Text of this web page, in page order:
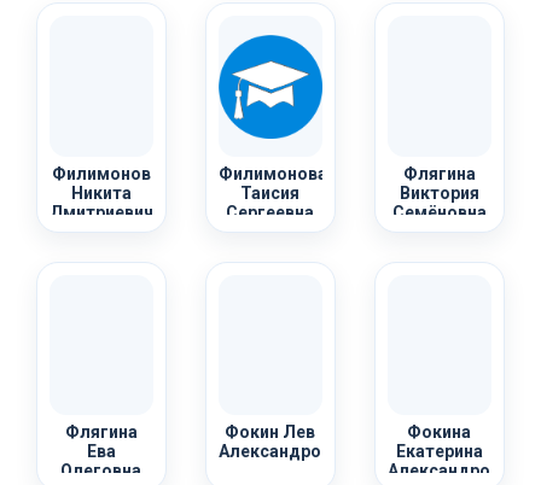
Филимонов
Никита
Дмитриевич
Филимонова
Таисия
Сергеевна
Флягина
Виктория
Семёновна
Флягина
Ева
Олеговна
Фокин Лев
Александрович
Фокина
Екатерина
Александровна